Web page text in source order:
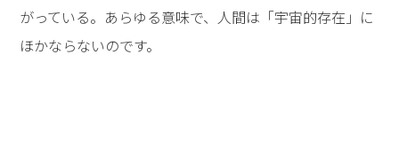
がっている。あらゆる意味で、人間は「宇宙的存在」に
ほかならないのです。